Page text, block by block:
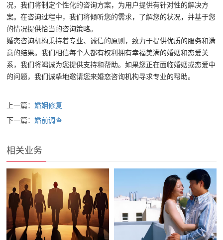
况，我们将制定个性化的咨询方案，为用户提供有针对性的解决方
案。在咨询过程中，我们将倾听您的需求，了解您的状况，并基于您
的情况提供恰当的咨询策略。
婚恋咨询机构秉持着专业、诚信的原则，致力于提供优质的服务和满
意的结果。我们相信每个人都有权利拥有幸福美满的婚姻和恋爱关
系，我们将竭诚为您提供支持和帮助。如果您正在面临婚姻或恋爱中
的问题，我们诚挚地邀请您来婚恋咨询机构寻求专业的帮助。
上一篇：婚姻修复
下一篇：婚前调查
相关业务